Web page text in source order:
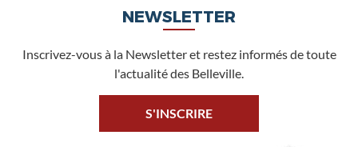
NEWSLETTER
Inscrivez-vous à la Newsletter et restez informés de toute
l'actualité des Belleville.
S'INSCRIRE